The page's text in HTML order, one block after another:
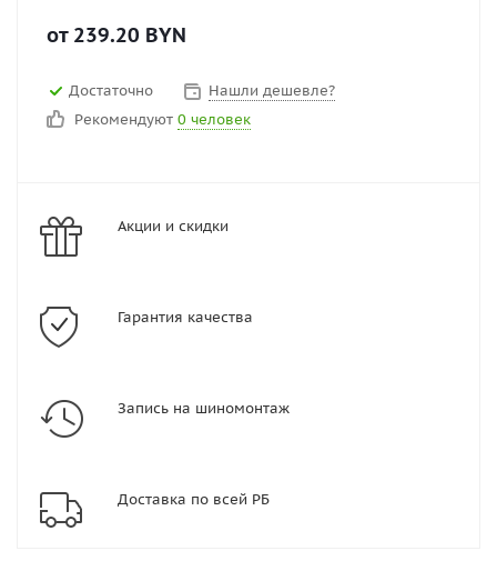
от 239.20 BYN
Достаточно
Нашли дешевле?
Рекомендуют 0 человек
Акции и скидки
Гарантия качества
Запись на шиномонтаж
Доставка по всей РБ